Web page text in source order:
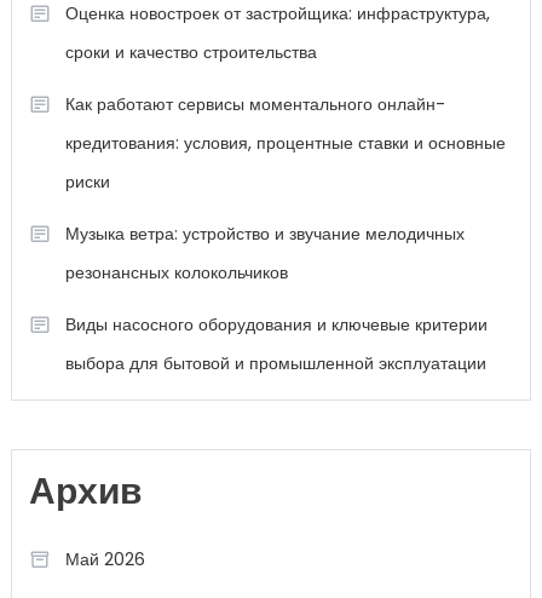
Оценка новостроек от застройщика: инфраструктура,
сроки и качество строительства
Как работают сервисы моментального онлайн-
кредитования: условия, процентные ставки и основные
риски
Музыка ветра: устройство и звучание мелодичных
резонансных колокольчиков
Виды насосного оборудования и ключевые критерии
выбора для бытовой и промышленной эксплуатации
Архив
Май 2026